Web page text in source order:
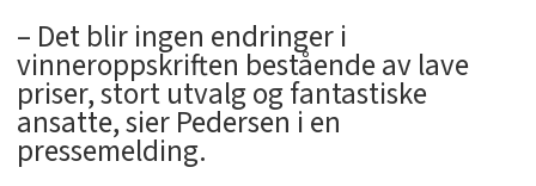
– Det blir ingen endringer i
vinneroppskriften bestående av lave
priser, stort utvalg og fantastiske
ansatte, sier Pedersen i en
pressemelding.